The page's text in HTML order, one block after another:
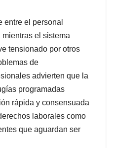
entre el personal
el sistema
tensionado por otros
de
advierten que la
programadas
rápida y consensuada
laborales como
que aguardan ser